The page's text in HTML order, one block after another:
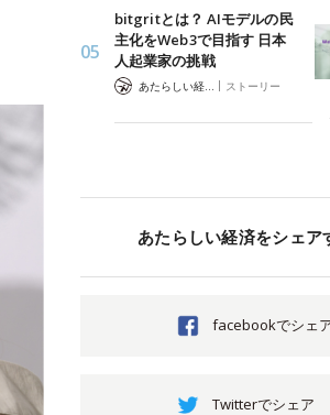
bitgritとは？ AIモデルの民
主化をWeb3で目指す 日本
人起業家の挑戦
| ストーリー
あたらしい経済をシェア
facebookでシェ
Twitterでシェア